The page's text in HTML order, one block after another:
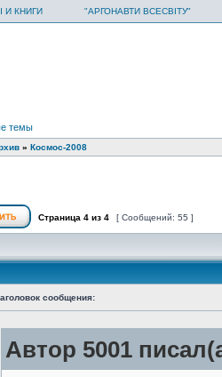
И КНИГИ "АРГОНАВТИ ВСЕСВІТУ"
темы
» Космос-2008
Страница 4 из 4 [ Сообщений: 55 ]
сообщения:
Автор 5001